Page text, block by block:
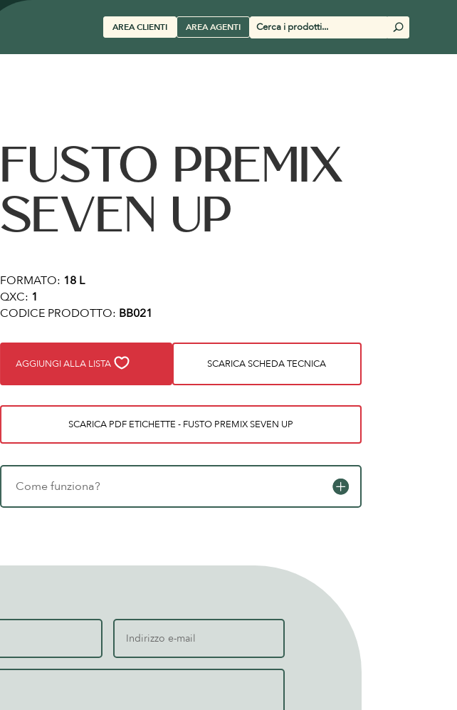
AREA CLIENTI AREA AGENTI
Cerca
prodotti
U
FUSTO PREMIX
SEVEN UP
FORMATO: 18 L
QXC: 1
CODICE PRODOTTO: BB021
AGGIUNGI ALLA LISTA SCARICA SCHEDA TECNICA
SCARICA PDF ETICHETTE - FUSTO PREMIX SEVEN UP
Come funziona?